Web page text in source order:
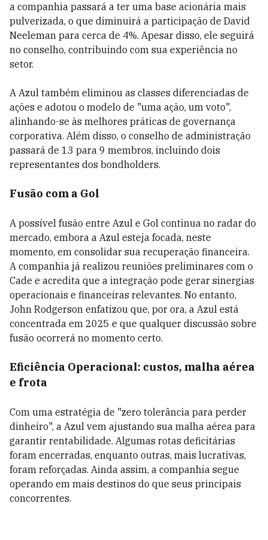
a companhia passará a ter uma base acionária mais
pulverizada, o que diminuirá a participação de David
Neeleman para cerca de 4%. Apesar disso, ele seguirá
no conselho, contribuindo com sua experiência no
setor.
A Azul também eliminou as classes diferenciadas de
ações e adotou o modelo de "uma ação, um voto",
alinhando-se às melhores práticas de governança
corporativa. Além disso, o conselho de administração
passará de 13 para 9 membros, incluindo dois
representantes dos bondholders.
Fusão com a Gol
A possível fusão entre Azul e Gol continua no radar do
mercado, embora a Azul esteja focada, neste
momento, em consolidar sua recuperação financeira.
A companhia já realizou reuniões preliminares com o
Cade e acredita que a integração pode gerar sinergias
operacionais e financeiras relevantes. No entanto,
John Rodgerson enfatizou que, por ora, a Azul está
concentrada em 2025 e que qualquer discussão sobre
fusão ocorrerá no momento certo.
Eficiência Operacional: custos, malha aérea
e frota
Com uma estratégia de "zero tolerância para perder
dinheiro", a Azul vem ajustando sua malha aérea para
garantir rentabilidade. Algumas rotas deficitárias
foram encerradas, enquanto outras, mais lucrativas,
foram reforçadas. Ainda assim, a companhia segue
operando em mais destinos do que seus principais
concorrentes.